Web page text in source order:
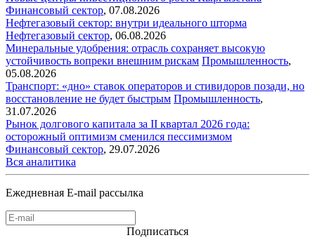
Финансовый сектор, 07.08.2026
Нефтегазовый сектор: внутри идеального шторма
Нефтегазовый сектор, 06.08.2026
Минеральные удобрения: отрасль сохраняет высокую
устойчивость вопреки внешним рискам Промышленность,
05.08.2026
Транспорт: «дно» ставок операторов и стивидоров позади, но
восстановление не будет быстрым Промышленность,
31.07.2026
Рынок долгового капитала за II квартал 2026 года:
осторожный оптимизм сменился пессимизмом
Финансовый сектор, 29.07.2026
Вся аналитика
Ежедневная E-mail рассылка
Подписаться